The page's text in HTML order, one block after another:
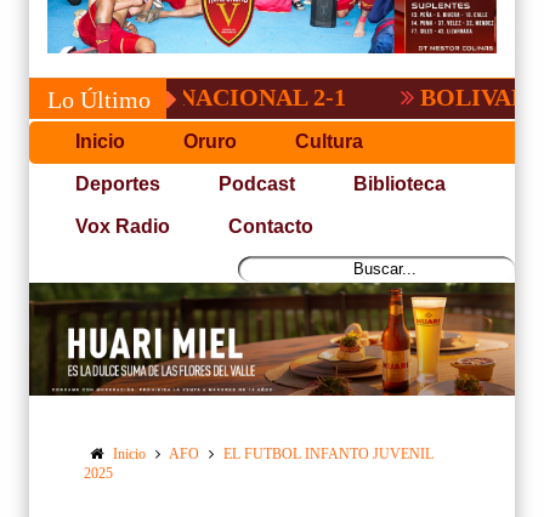
Lo Último
A NACIONAL 2-1 BOLIVAR
Inicio Oruro Cultura
Deportes Podcast Biblioteca
Vox Radio Contacto
Inicio AFO
EL FUTBOL INFANTO JUVENIL
2025